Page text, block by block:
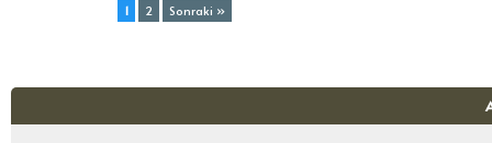
1 2 Sonraki »